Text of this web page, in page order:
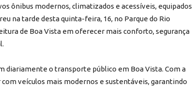
ônibus modernos, climatizados e acessíveis, equipados
na tarde desta quinta-feira, 16, no Parque do Rio
de Boa Vista em oferecer mais conforto, segurança
diariamente o transporte público em Boa Vista. Com a
veículos mais modernos e sustentáveis, garantindo